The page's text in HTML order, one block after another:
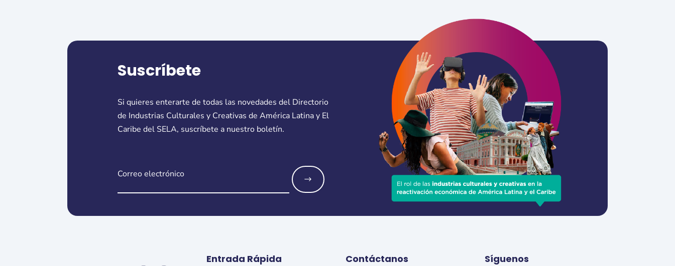
Suscríbete
Si quieres enterarte de todas las novedades del Directorio
de Industrias Culturales y Creativas de América Latina y El
Caribe del SELA, suscríbete a nuestro boletín.
o
Entrada Rápida Contáctanos Síguenos